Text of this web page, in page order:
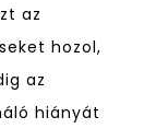
az
hozol,
az
hiányát